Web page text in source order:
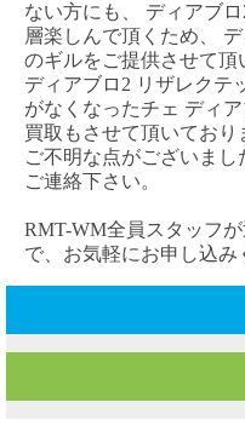
ない方にも、
ディアブロ
層楽しんで頂くため、
のギルをご提供させて頂
ディアブロ 2 リザレクテ
がなくなったチェ ディア
買取もさせて頂いており
ご不明な点がございま
ご連絡下さい。
RMT-WM全員スタッフ
で、お気軽にお申し込み